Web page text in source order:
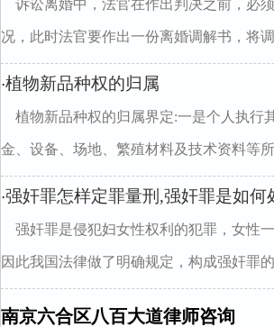
诉讼离婚中，法官在作出判决之前，必
况，此时法官要作出一份离婚调解书，将
·植物新品种权的归属
植物新品种权的归属界定:一是个人执行
金、设备、场地、繁殖材料及技术资料等
·强奸罪怎样定罪量刑,强奸罪是如何
强奸罪是侵犯妇女性权利的犯罪，女性
因此我国法律做了明确规定，构成强奸罪
南京六合区八百大道律师咨询